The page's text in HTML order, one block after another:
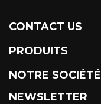
CONTACT US
PRODUITS
NOTRE SOCIÉTÉ
NEWSLETTER